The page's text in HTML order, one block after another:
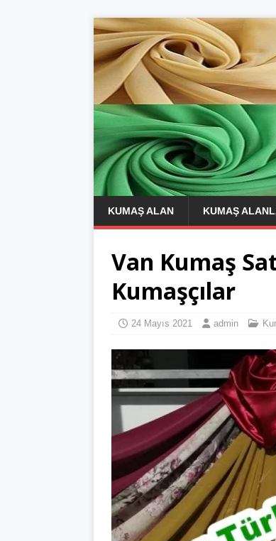
KUMAŞ ALAN KUMAŞ
Van Kumaş
Kumaşçılar
24 Mayıs 2021 admin